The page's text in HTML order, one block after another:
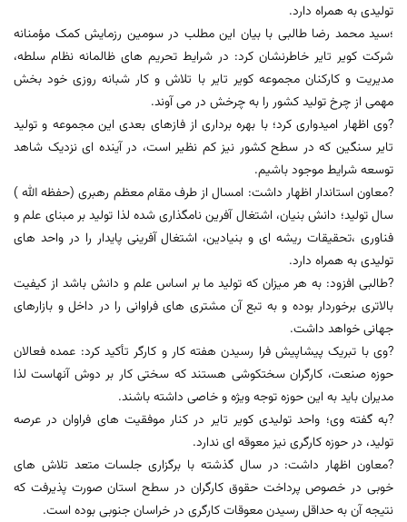
تولیدی به همراه دارد.
؛سید محمد رضا طالبی با بیان این مطلب در سومین رزمایش کمک مؤمنانه
شرکت کویر تایر خاطرنشان کرد: در شرایط تحریم های ظالمانه نظام سلطه،
مدیریت و کارکنان مجموعه کویر تایر با تلاش و کار شبانه روزی خود بخش
مهمی از چرخ تولید کشور را به چرخش در می آوند.
?وی اظهار امیدواری کرد؛ با بهره برداری از فازهای بعدی این مجموعه و تولید
تایر سنگین که در سطح کشور نیز کم نظیر است، در آینده ای نزدیک شاهد
توسعه شرایط موجود باشیم.
?معاون استاندار اظهار داشت: امسال از طرف مقام معظم رهبری (حفظه الله )
سال تولید؛ دانش بنیان، اشتغال آفرین نامگذاری شده لذا تولید بر مبنای علم و
فناوری ،تحقیقات ریشه ای و بنیادین، اشتغال آفرینی پایدار را در واحد های
تولیدی به همراه دارد.
?طالبی افزود: به هر میزان که تولید ما بر اساس علم و دانش باشد از کیفیت
بالاتری برخوردار بوده و به تبع آن مشتری های فراوانی را در داخل و بازارهای
جهانی خواهد داشت.
?وی با تبریک پیشاپیش فرا رسیدن هفته کار و کارگر تأکید کرد: عمده فعالان
حوزه صنعت، کارگران سختکوشی هستند که سختی کار بر دوش آنهاست لذا
مدیران باید به این حوزه توجه ویژه و خاصی داشته باشند.
?به گفته وی؛ واحد تولیدی کویر تایر در کنار موفقیت های فراوان در عرصه
تولید، در حوزه کارگری نیز معوقه ای ندارد.
?معاون اظهار داشت: در سال گذشته با برگزاری جلسات متعد تلاش های
خوبی در خصوص پرداخت حقوق کارگران در سطح استان صورت پذیرفت که
نتیجه آن به حداقل رسیدن معوقات کارگری در خراسان جنوبی بوده است.